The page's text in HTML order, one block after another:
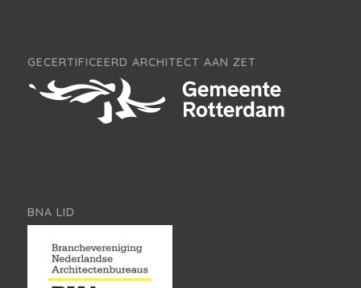
GECERTIFICEERD ARCHITECT AAN ZET
BNA LID